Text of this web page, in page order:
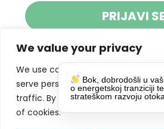
We value your privacy
We use cookies to enhance your
serve personalized ads or content,
traffic. By clicking "Accept All", you
of cookies.
PRIJAVI
Klikom na gumb dajete
primanje novosti Pokreta
slažete spolitikom
DRUŠTVENE
Bok, dobrodošli u
o energetskoj tranziciji
strateškom razvoju